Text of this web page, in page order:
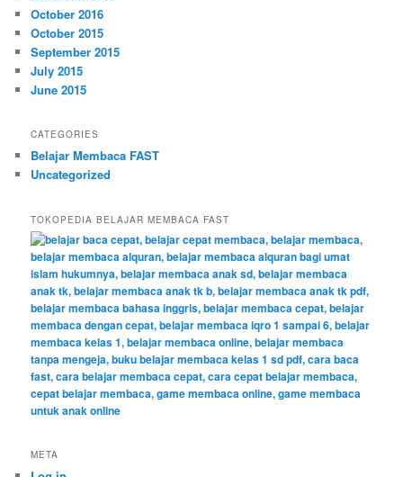
October 2016
October 2015
September 2015
July 2015
June 2015
CATEGORIES
Belajar Membaca FAST
Uncategorized
TOKOPEDIA BELAJAR MEMBACA FAST
META